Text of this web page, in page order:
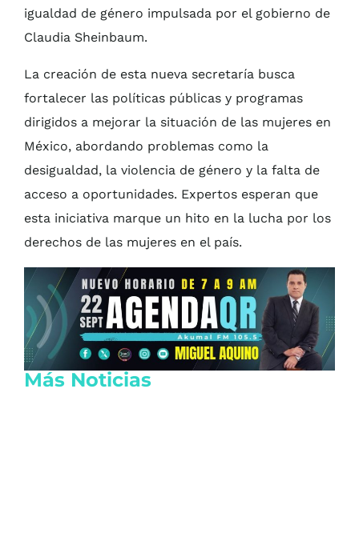
igualdad de género impulsada por el gobierno de
Claudia Sheinbaum.
La creación de esta nueva secretaría busca
fortalecer las políticas públicas y programas
dirigidos a mejorar la situación de las mujeres en
México, abordando problemas como la
desigualdad, la violencia de género y la falta de
acceso a oportunidades. Expertos esperan que
esta iniciativa marque un hito en la lucha por los
derechos de las mujeres en el país.
Más Noticias